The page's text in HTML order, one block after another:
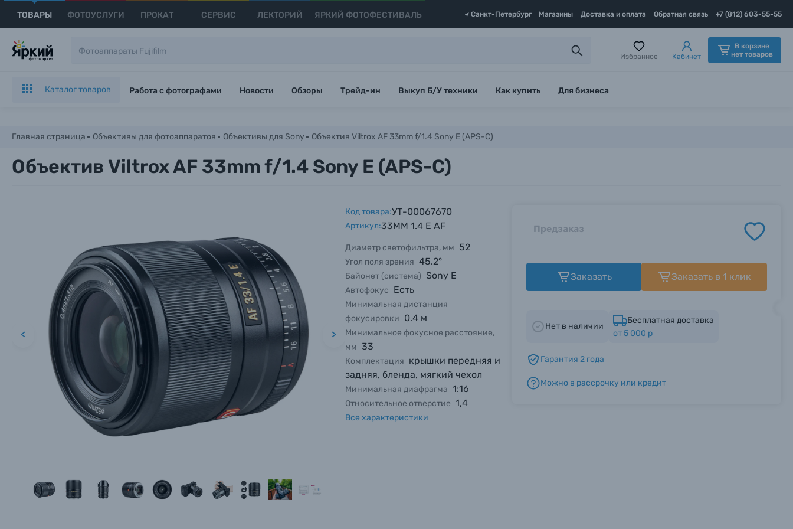
ТОВАРЫ ФОТОУСЛУГИ ПРОКАТ СЕРВИС ЛЕКТОРИЙ ЯРКИЙ ФОТОФЕСТИВАЛЬ Санкт-Петербург Магазины Доставка и оплата Обратная связь +7 (812) 603-55-55
Избранное Кабинет
В корзине
нет товаров
Каталог товаров Работа с фотографами Новости Обзоры Трейд-ин Выкуп Б/У техники Как купить Для бизнеса
Главная страница Объективы для фотоаппаратов Объективы для Sony Объектив Viltrox AF 33mm f/1.4 Sony E (APS-C)
Объектив Viltrox AF 33mm f/1.4 Sony E (APS-C)
< >
Код товара:УТ-00067670
Артикул:33MM 1.4 E AF
Диаметр светофильтра, мм 52
Угол поля зрения 45.2°
Байонет (система) Sony E
Автофокус Есть
Минимальная дистанция
фокусировки 0.4 м
Минимальное фокусное расстояние,
мм 33
Комплектация крышки передняя и
задняя, бленда, мягкий чехол
Минимальная диафрагма 1:16
Относительное отверстие 1,4
Все характеристики
Предзаказ
Заказать Заказать в 1 клик
Нет в наличии
Бесплатная доставка
от 5 000 р
Гарантия 2 года
Можно в рассрочку или кредит